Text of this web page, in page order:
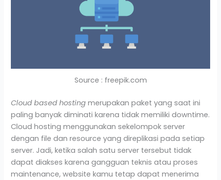
Source : freepik.com
Cloud based hosting merupakan paket yang saat ini
paling banyak diminati karena tidak memiliki downtime.
Cloud hosting menggunakan sekelompok server
dengan file dan resource yang direplikasi pada setiap
server. Jadi, ketika salah satu server tersebut tidak
dapat diakses karena gangguan teknis atau proses
maintenance, website kamu tetap dapat menerima